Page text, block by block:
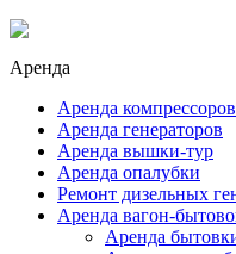
Аренда
Аренда компрессоров
Аренда генераторов
Аренда вышки-тур
Аренда опалубки
Ремонт дизельных
Аренда вагон-
Аренда